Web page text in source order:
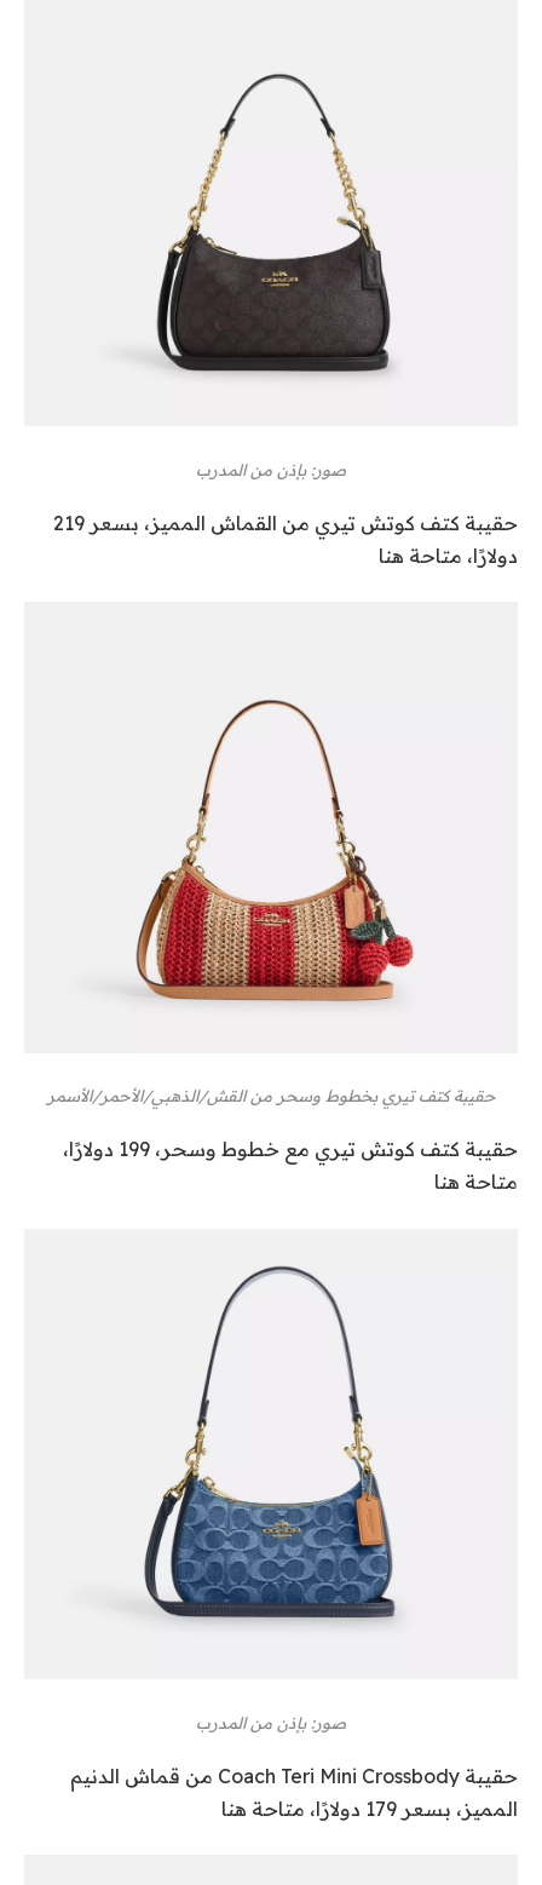
صور: بإذن من المدرب
حقيبة كتف كوتش تيري من القماش المميز، بسعر 219
دولارًا، متاحة هنا
حقيبة كتف تيري بخطوط وسحر من القش/الذهبي/الأحمر/الأسمر
حقيبة كتف كوتش تيري مع خطوط وسحر، 199 دولارًا،
متاحة هنا
صور: بإذن من المدرب
حقيبة Coach Teri Mini Crossbody من قماش الدنيم
المميز، بسعر 179 دولارًا، متاحة هنا